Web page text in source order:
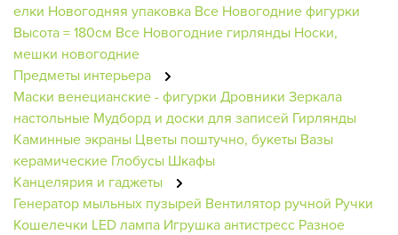
елки Новогодняя упаковка Все Новогодние фигурки
Высота = 180см Все Новогодние гирлянды Носки,
мешки новогодние
Предметы интерьера
Маски венецианские - фигурки Дровники Зеркала
настольные Мудборд и доски для записей Гирлянды
Каминные экраны Цветы поштучно, букеты Вазы
керамические Глобусы Шкафы
Канцелярия и гаджеты
Генератор мыльных пузырей Вентилятор ручной Ручки
Кошелечки LED лампа Игрушка антистресс Разное